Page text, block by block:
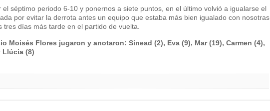
séptimo periodo 6-10 y ponernos a siete puntos, en el último volvió a igualarse el
por evitar la derrota antes un equipo que estaba más bien igualado con nosotras
días más tarde en el partido de vuelta.
Moisés Flores jugaron y anotaron: Sinead (2), Eva (9), Mar (19), Carmen (4),
Llúcia (8)